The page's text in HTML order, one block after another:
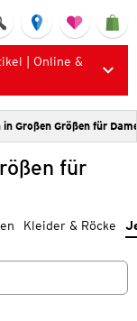
| Online &
Großen Größen für
für
Kleider & Röcke